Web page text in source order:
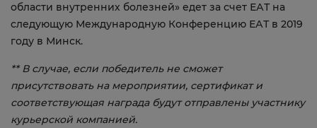
области внутренних болезней» едет за счет ЕАТ на
следующую Международную Конференцию ЕАТ в 2019
году в Минск.
** В случае, если победитель не сможет
присутствовать на мероприятии, сертификат и
соответствующая награда будут отправлены участнику
курьерской компанией.